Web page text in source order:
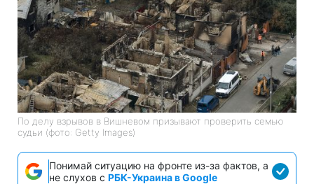
По делу взрывов в Вишневом призывают проверить семью
судьи (фото: Getty Images)
Понимай ситуацию на фронте из-за фактов, а
не слухов с РБК-Украина в Google